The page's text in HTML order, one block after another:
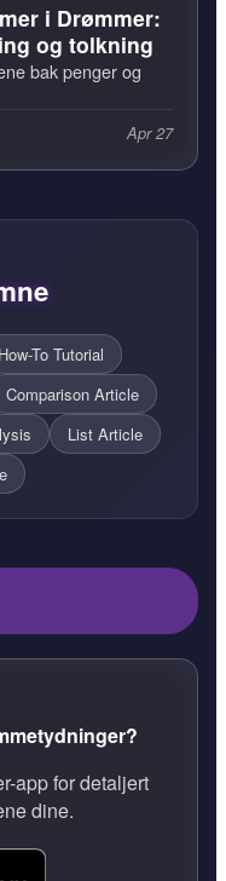
i Drømmer:
og tolkning
bak penger og
Apr 27
How-To Tutorial
Comparison Article
List Article
app for detaljert
dine.